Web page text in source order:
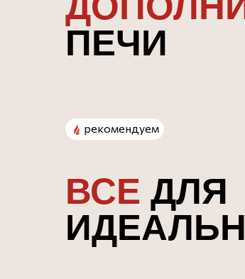
ПЕЧИ
ВСЕ ДЛЯ
рекомендуем